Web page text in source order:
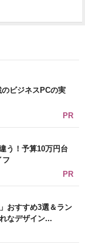
ビジネスPCの実
PR
う！予算10万円台
フ
PR
おすすめ3選＆ラン
なデザイン...